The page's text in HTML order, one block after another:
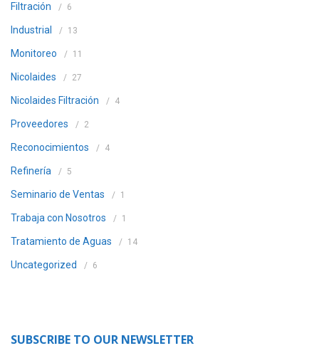
Filtración 6
Industrial 13
Monitoreo 11
Nicolaides 27
Nicolaides Filtración 4
Proveedores 2
Reconocimientos 4
Refinería 5
Seminario de Ventas 1
Trabaja con Nosotros 1
Tratamiento de Aguas 14
Uncategorized 6
SUBSCRIBE TO OUR NEWSLETTER